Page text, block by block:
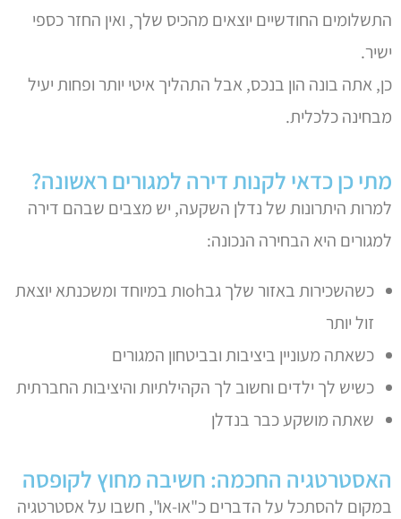
התשלומים החודשיים יוצאים מהכיס שלך, ואין החזר כספי
ישיר.
כן, אתה בונה הון בנכס, אבל התהליך איטי יותר ופחות יעיל
מבחינה כלכלית.
מתי כן כדאי לקנות דירה למגורים ראשונה?
למרות היתרונות של נדלן השקעה, יש מצבים שבהם דירה
למגורים היא הבחירה הנכונה:
כשהשכירות באזור שלך גבohות במיוחד ומשכנתא יוצאת
זול יותר
כשאתה מעוניין ביציבות ובביטחון המגורים
כשיש לך ילדים וחשוב לך הקהילתיות והיציבות החברתית
שאתה מושקע כבר בנדלן
האסטרטגיה החכמה: חשיבה מחוץ לקופסה
במקום להסתכל על הדברים כ"או-או", חשבו על אסטרטגיה